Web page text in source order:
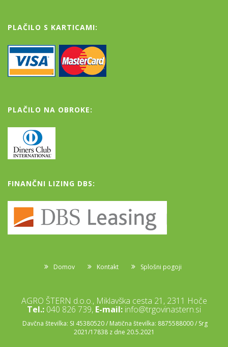
PLAČILO S KARTICAMI:
PLAČILO NA OBROKE:
FINANČNI LIZING DBS:
Domov Kontakt Splošni pogoji
AGRO ŠTERN d.o.o., Miklavška cesta 21, 2311 Hoče
Tel.: 040 826 739, E-mail: info@trgovinastern.si
Davčna številka: SI 45380520 / Matična številka: 8875588000 / Srg
2021/17838 z dne 20.5.2021